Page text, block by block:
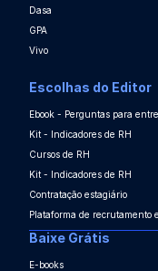
Dasa
GPA
Vivo
Escolhas do Editor
Ebook - Perguntas para
Kit - Indicadores de RH
Cursos de RH
Kit - Indicadores de RH
Contratação estagiário
Plataforma de recrutamento
Baixe Grátis
E-books